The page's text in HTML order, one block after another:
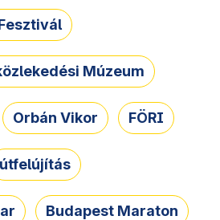
Múzeum
Orbán Vikor FÖRI
útfelújítás
Budapest Maraton